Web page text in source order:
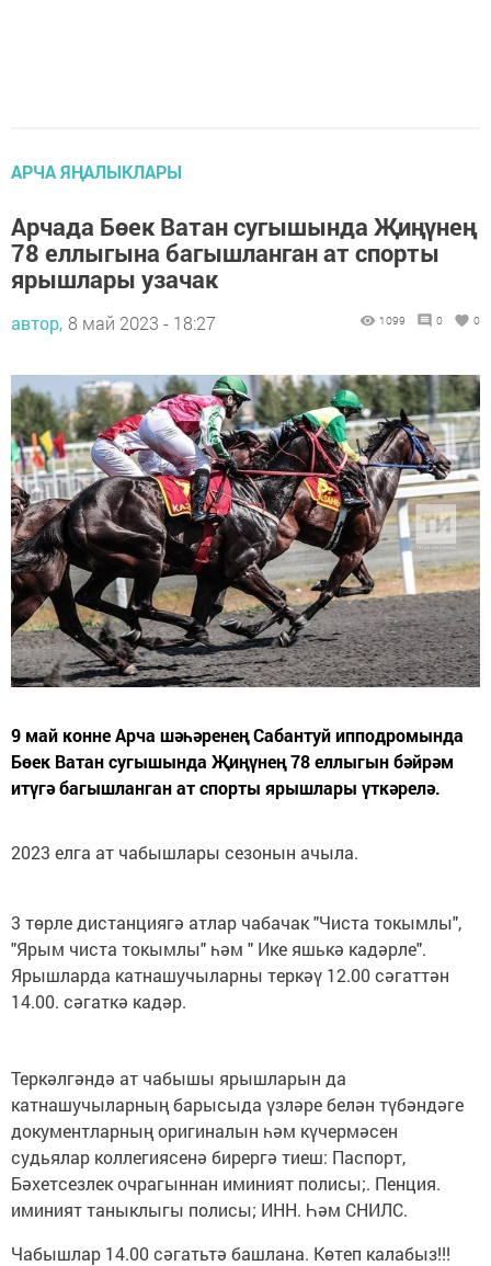
АРЧА ЯҢАЛЫКЛАРЫ
Арчада Бөек Ватан сугышында Җиңүнең
78 еллыгына багышланган ат спорты
ярышлары узачак
автор, 8 май 2023 - 18:27 1099 0 0
9 май конне Арча шәһәренең Сабантуй ипподромында
Бөек Ватан сугышында Җиңүнең 78 еллыгын бәйрәм
итүгә багышланган ат спорты ярышлары үткәрелә.
2023 елга ат чабышлары сезонын ачыла.
3 төрле дистанциягә атлар чабачак "Чиста токымлы",
"Ярым чиста токымлы" һәм " Ике яшькә кадәрле".
Ярышларда катнашучыларны теркәү 12.00 сәгаттән
14.00. сәгаткә кадәр.
Теркәлгәндә ат чабышы ярышларын да
катнашучыларның барысыда үзләре белән түбәндәге
документларның оригиналын һәм күчермәсен
судьялар коллегиясенә бирергә тиеш: Паспорт,
Бәхетсезлек очрагыннан иминият полисы;. Пенция.
иминият таныклыгы полисы; ИНН. Һәм СНИЛС.
Чабышлар 14.00 сәгатьтә башлана. Көтеп калабыз!!!